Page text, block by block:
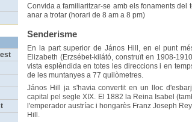
Convida a familiaritzar-se amb els fonaments del
anar a trotar (horari de 8 am a 8 pm)
Senderisme
En la part superior de János Hill, en el punt
Elizabeth (Erzsébet-kilátó, construït en 1908-
vista esplèndida en totes les direccions i en
de les muntanyes a 77 quilòmetres.
János Hill ja s'havia convertit en un lloc
capital pel segle XIX. El 1882 la Reina Isabel
l'emperador austríac i hongarès Franz Joseph
Hill.